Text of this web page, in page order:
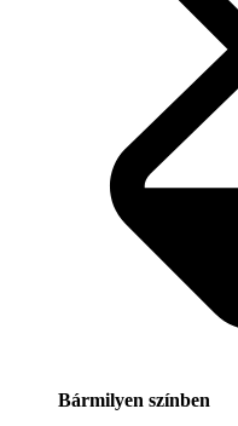
Bármilyen színben